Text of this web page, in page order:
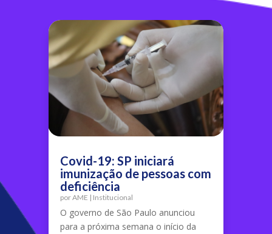
Covid-19: SP iniciará
imunização de pessoas com
deficiência
porAME | Institucional
O governo de São Paulo anunciou
para a próxima semana o início da